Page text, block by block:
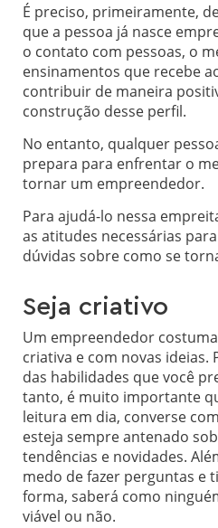
É preciso, primeiramente,
que a pessoa já nasce
o contato com pessoas, o
ensinamentos que recebe
contribuir de maneira
construção desse perfil.
No entanto, qualquer
prepara para enfrentar o
tornar um empreendedor.
Para ajudá-lo nessa
as atitudes necessárias
dúvidas sobre como se
Seja criativo
Um empreendedor
criativa e com novas ideias.
das habilidades que você
tanto, é muito importante
leitura em dia, converse
esteja sempre antenado
tendências e novidades.
medo de fazer perguntas e
forma, saberá como
viável ou não.